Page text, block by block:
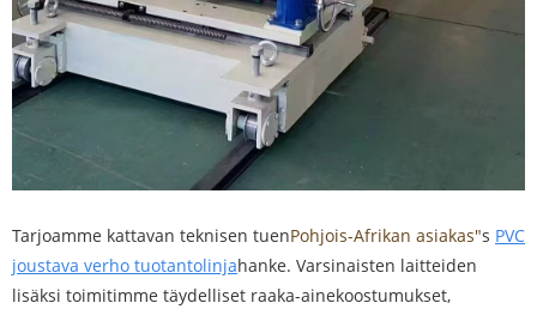
Tarjoamme kattavan teknisen tuenPohjois-Afrikan asiakas"s PVC
joustava verho tuotantolinjahanke. Varsinaisten laitteiden
lisäksi toimitimme täydelliset raaka-ainekoostumukset,